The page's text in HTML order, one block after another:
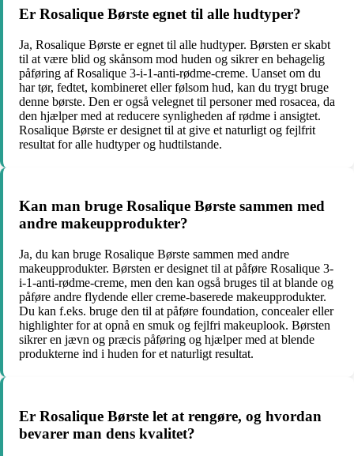
Er Rosalique Børste egnet til alle hudtyper?
Ja, Rosalique Børste er egnet til alle hudtyper. Børsten er skabt
til at være blid og skånsom mod huden og sikrer en behagelig
påføring af Rosalique 3-i-1-anti-rødme-creme. Uanset om du
har tør, fedtet, kombineret eller følsom hud, kan du trygt bruge
denne børste. Den er også velegnet til personer med rosacea, da
den hjælper med at reducere synligheden af ​​rødme i ansigtet.
Rosalique Børste er designet til at give et naturligt og fejlfrit
resultat for alle hudtyper og hudtilstande.
Kan man bruge Rosalique Børste sammen med
andre makeupprodukter?
Ja, du kan bruge Rosalique Børste sammen med andre
makeupprodukter. Børsten er designet til at påføre Rosalique 3-
i-1-anti-rødme-creme, men den kan også bruges til at blande og
påføre andre flydende eller creme-baserede makeupprodukter.
Du kan f.eks. bruge den til at påføre foundation, concealer eller
highlighter for at opnå en smuk og fejlfri makeuplook. Børsten
sikrer en jævn og præcis påføring og hjælper med at blende
produkterne ind i huden for et naturligt resultat.
Er Rosalique Børste let at rengøre, og hvordan
bevarer man dens kvalitet?